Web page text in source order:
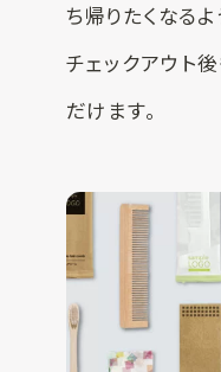
ち帰りたくなる
チェックアウト
だけます。